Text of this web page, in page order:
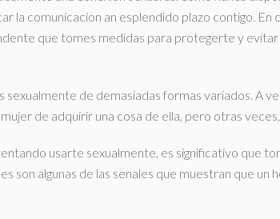
la comunicacion an esplendido plazo contigo. En
que tomes medidas para protegerte y evitar
sexualmente de demasiadas formas variados. A
de adquirir una cosa de ella, pero otras
usarte sexualmente, es significativo que
son algunas de las senales que muestran que un